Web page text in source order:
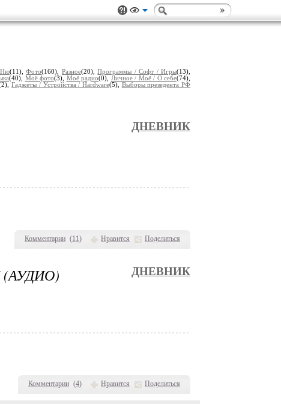
Ню(11),Фото(160), Разное(20),Программы / Софт / Игры(13),
(40), Моё фото(3), Моё радио(0), Личное / Моё / О себе(74),
Гаджеты / Устройства / Hardware(5), Выборы презедента РФ
Комментарии (11) Нравится Поделиться
ДНЕВНИК
Комментарии (4) Нравится Поделиться
ДНЕВНИК